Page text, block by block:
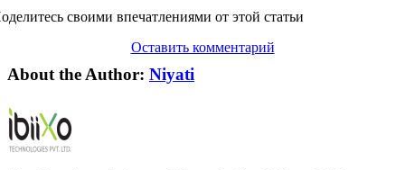
своими впечатлениями от этой статьи
Оставить комментарий
About the Author: Niyati